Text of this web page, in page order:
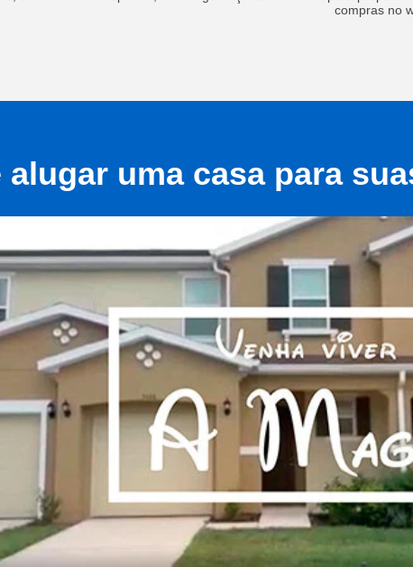
compras no
alugar uma casa para